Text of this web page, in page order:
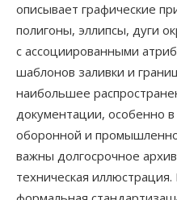
описывает графические
полигоны, эллипсы, дуги
с ассоциированными
шаблонов заливки и
наибольшее
документации, особенно в
оборонной и
важны долгосрочное
техническая